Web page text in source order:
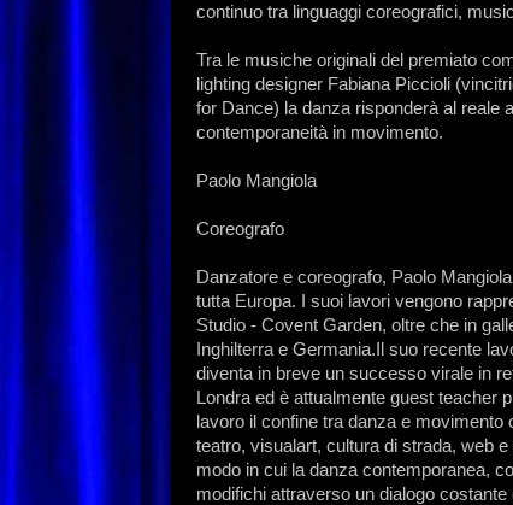
continuo tra linguaggi coreografici,
Tra le musiche originali del premiato
lighting designer Fabiana Piccioli
for Dance) la danza risponderà al reale
contemporaneità in movimento.
Paolo Mangiola
Coreografo
Danzatore e coreografo, Paolo
tutta Europa. I suoi lavori vengono
Studio - Covent Garden, oltre che in
Inghilterra e Germania.Il suo recente
diventa in breve un successo virale in
Londra ed è attualmente guest teacher
lavoro il confine tra danza e movimento
teatro, visualart, cultura di strada, web
modo in cui la danza contemporanea,
modifichi attraverso un dialogo costante